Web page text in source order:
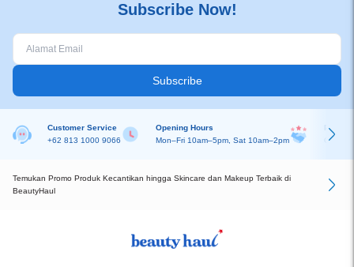
Subscribe Now!
Subscribe
Customer Service
+62 813 1000 9066
Opening Hours
Mon–Fri 10am–5pm, Sat 10am–2pm
Online
Temukan Promo Produk Kecantikan hingga Skincare dan Makeup Terbaik di
BeautyHaul